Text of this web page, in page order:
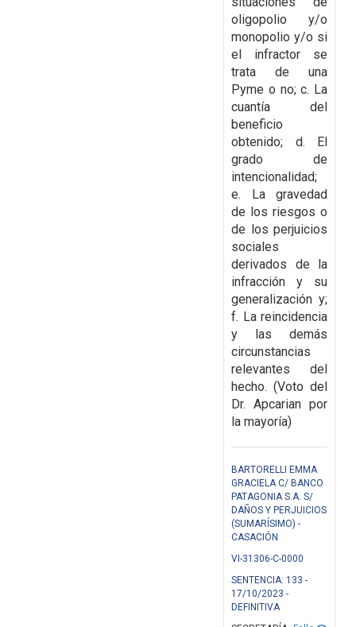
oligopolio y/o
monopolio y/o si
el infractor se
trata de una
Pyme o no; c. La
cuantía del
beneficio
obtenido; d. El
grado de
intencionalidad;
e. La gravedad
de los riesgos o
de los perjuicios
sociales
derivados de la
infracción y su
generalización y;
f. La reincidencia
y las demás
circunstancias
relevantes del
hecho. (Voto del
Dr. Apcarian por
la mayoría)
BARTORELLI EMMA
GRACIELA C/ BANCO
PATAGONIA S.A. S/
DAÑOS Y PERJUICIOS
(SUMARÍSIMO) -
CASACIÓN
VI-31306-C-0000
SENTENCIA: 133 -
17/10/2023 -
DEFINITIVA